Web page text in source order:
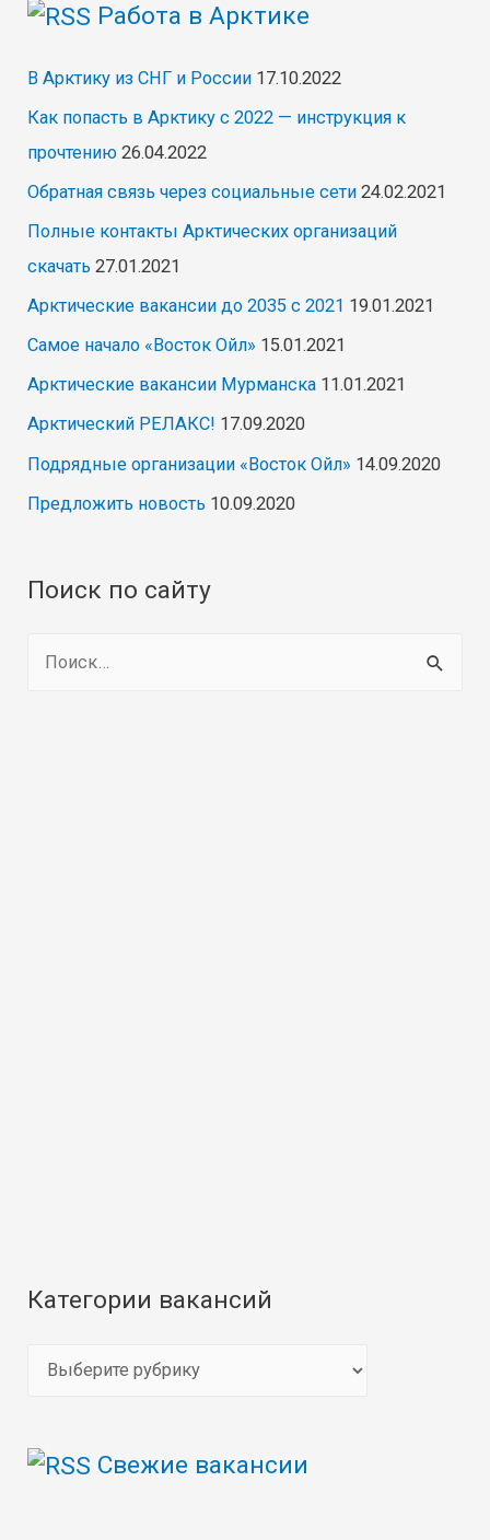
Работа в Арктике
В Арктику из СНГ и России 17.10.2022
Как попасть в Арктику с 2022 — инструкция к
прочтению 26.04.2022
Обратная связь через социальные сети 24.02.2021
Полные контакты Арктических организаций
скачать 27.01.2021
Арктические вакансии до 2035 с 2021 19.01.2021
Самое начало «Восток Ойл» 15.01.2021
Арктические вакансии Мурманска 11.01.2021
Арктический РЕЛАКС! 17.09.2020
Подрядные организации «Восток Ойл» 14.09.2020
Предложить новость 10.09.2020
Поиск по сайту
Категории вакансий
е
Свежие вакансии